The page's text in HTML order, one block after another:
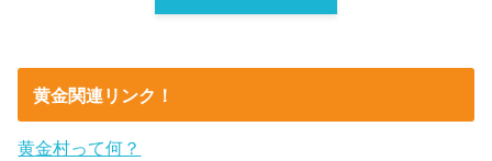
黄金関連リンク！
黄金村って何？